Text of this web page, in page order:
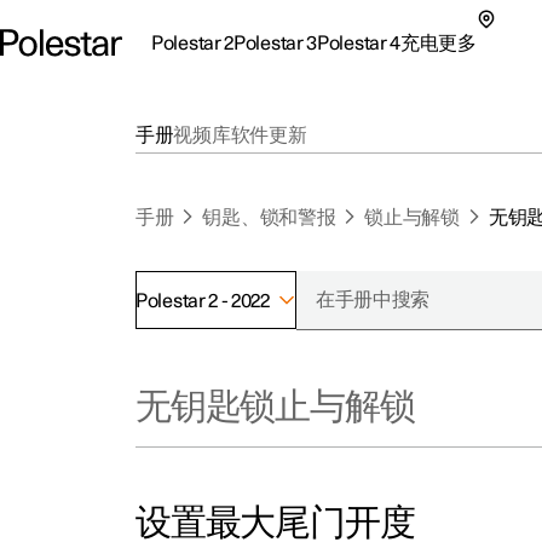
Polestar 2Polestar 3Polestar 4充电更多
探索Polestar 2
联系我们
极星官方二手车
探索Polestar 3
联系我们
探索Polestar 4
探索充电
公共充电
家庭充电
车主服务
新
手册视频库软件更新
手册 钥匙、锁和警报 锁止与解锁 无钥
Polestar 2 - 2022
无钥匙锁止与解锁
设置最大尾门开度